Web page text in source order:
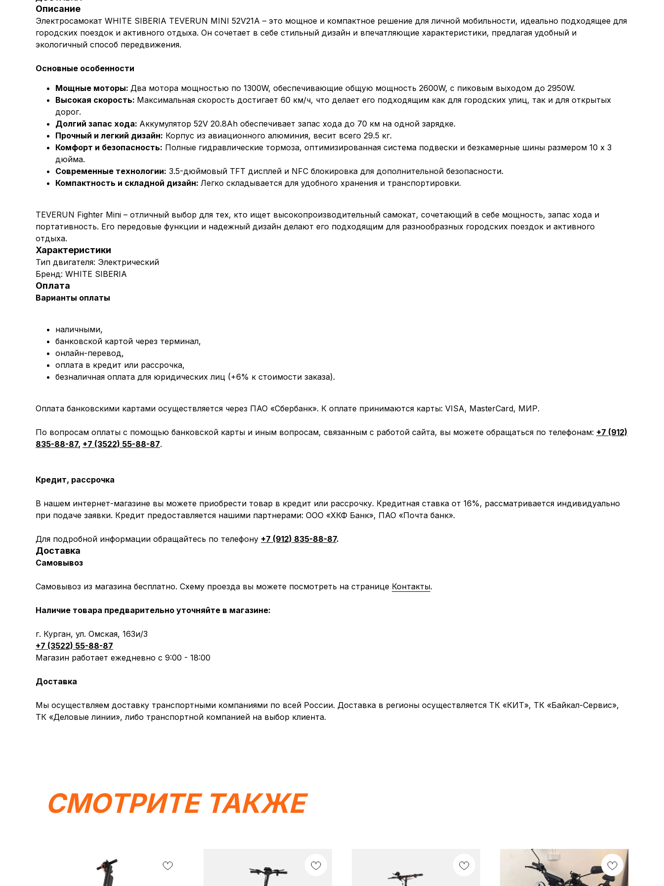
Описание
Электросамокат WHITE SIBERIA TEVERUN MINI 52V21A – это мощное и компактное решение для личной мобильности, идеально подходящее для
городских поездок и активного отдыха. Он сочетает в себе стильный дизайн и впечатляющие характеристики, предлагая удобный и
экологичный способ передвижения.
Основные особенности
Мощные моторы: Два мотора мощностью по 1300W, обеспечивающие общую мощность 2600W, с пиковым выходом до 2950W.
Высокая скорость: Максимальная скорость достигает 60 км/ч, что делает его подходящим как для городских улиц, так и для открытых
дорог.
Долгий запас хода: Аккумулятор 52V 20.8Ah обеспечивает запас хода до 70 км на одной зарядке.
Прочный и легкий дизайн: Корпус из авиационного алюминия, весит всего 29.5 кг.
Комфорт и безопасность: Полные гидравлические тормоза, оптимизированная система подвески и безкамерные шины размером 10 x 3
дюйма.
Современные технологии: 3.5-дюймовый TFT дисплей и NFC блокировка для дополнительной безопасности.
Компактность и складной дизайн: Легко складывается для удобного хранения и транспортировки.
TEVERUN Fighter Mini – отличный выбор для тех, кто ищет высокопроизводительный самокат, сочетающий в себе мощность, запас хода и
портативность. Его передовые функции и надежный дизайн делают его подходящим для разнообразных городских поездок и активного
отдыха.
Характеристики
Тип двигателя: Электрический
Бренд: WHITE SIBERIA
Оплата
Варианты оплаты
наличными,
банковской картой через терминал,
онлайн-перевод,
оплата в кредит или рассрочка,
безналичная оплата для юридических лиц (+6% к стоимости заказа).
Оплата банковскими картами осуществляется через ПАО «Сбербанк». К оплате принимаются карты: VISA, MasterCard, МИР.
По вопросам оплаты с помощью банковской карты и иным вопросам, связанным с работой сайта, вы можете обращаться по телефонам: +7 (912)
835-88-87, +7 (3522) 55-88-87.
Кредит, рассрочка
В нашем интернет-магазине вы можете приобрести товар в кредит или рассрочку. Кредитная ставка от 16%, рассматривается индивидуально
при подаче заявки. Кредит предоставляется нашими партнерами: ООО «ХКФ Банк», ПАО «Почта банк».
Для подробной информации обращайтесь по телефону +7 (912) 835-88-87.
Доставка
Самовывоз
Самовывоз из магазина бесплатно. Схему проезда вы можете посмотреть на странице Контакты.
Наличие товара предварительно уточняйте в магазине:
г. Курган, ул. Омская, 163и/3
+7 (3522) 55-88-87
Магазин работает ежедневно с 9:00 - 18:00
Доставка
Мы осуществляем доставку транспортными компаниями по всей России. Доставка в регионы осуществляется ТК «КИТ», ТК «Байкал-Сервис»,
ТК «Деловые линии», либо транспортной компанией на выбор клиента.
СМОТРИТЕ ТАКЖЕ